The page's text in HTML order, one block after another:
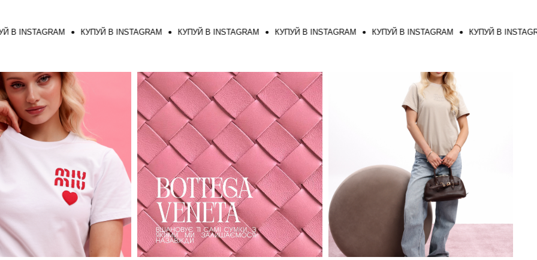
КУПУЙ В INSTAGRAM КУПУЙ В INSTAGRAM КУПУЙ В INSTAGRAM КУПУЙ В INSTAGRAM КУПУЙ В INSTAGRAM